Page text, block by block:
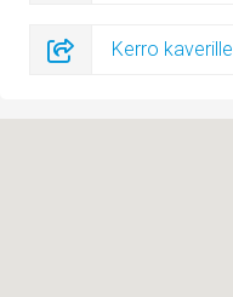
Kerro kaverille